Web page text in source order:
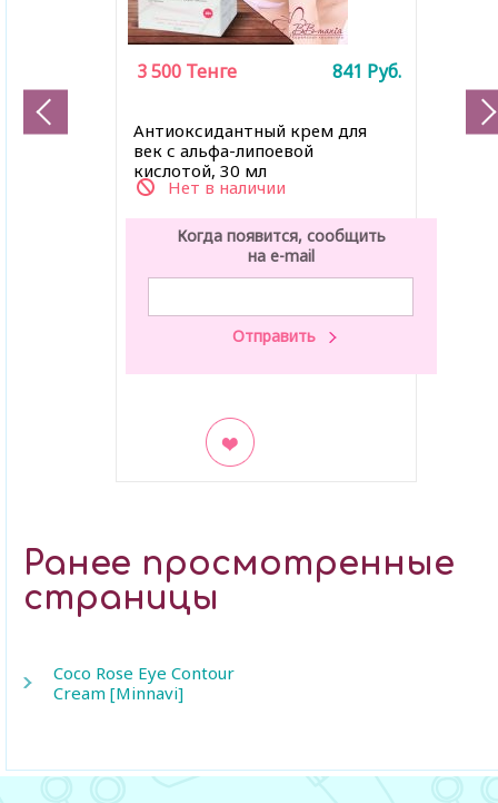
Антиоксидантный крем для
век с альфа-липоевой
кислотой, 30 мл
Нет в наличии
3 500 Тенге 841 Руб.
Когда появится, сообщить
на e-mail
Ранее просмотренные
страницы
Coco Rose Eye Contour
Cream [Minnavi]